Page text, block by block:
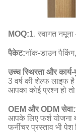
MOQ:1. स्वागत
पैकेट:नॉक-डाउन
उच्च स्थिरता और
3 वर्ष की शेल्फ लाइफ
आपका कोई प्रश्न हो
OEM और ODM सेवा:
आपके लिए फर्श योजना
फर्नीचर प्रस्ताव भी पेश